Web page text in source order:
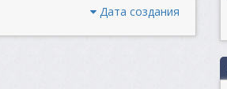
Дата создания